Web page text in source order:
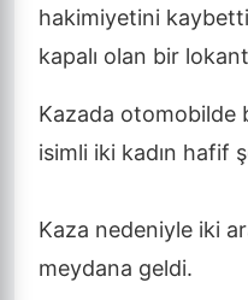
hakimiyetini
kapalı olan bir
Kazada otomobilde
isimli iki kadın hafif
Kaza nedeniyle iki
meydana geldi.